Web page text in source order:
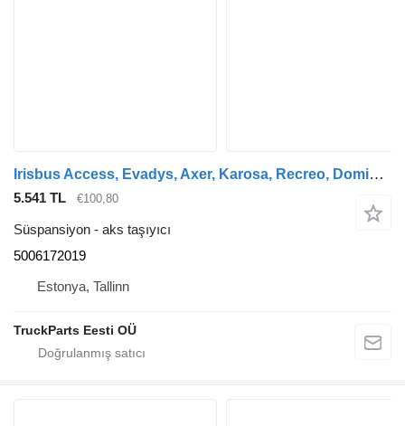
Irisbus Access, Evadys, Axer, Karosa, Recreo, Domino, Agora, Citelis, Eurorider (1999-) otobüs için Irisbus CITELIS (01.05-) 5006172019 aks taşıyıcı
5.541 TL €100,80
Süspansiyon - aks taşıyıcı
5006172019
Estonya, Tallinn
TruckParts Eesti OÜ